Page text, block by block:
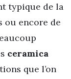
typique de la
ou encore de
ceramica
que l’on